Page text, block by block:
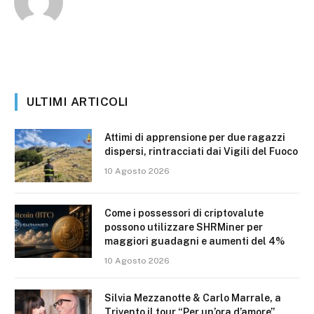
ULTIMI ARTICOLI
Attimi di apprensione per due ragazzi
dispersi, rintracciati dai Vigili del Fuoco
10 Agosto 2026
Come i possessori di criptovalute
possono utilizzare SHRMiner per
maggiori guadagni e aumenti del 4%
10 Agosto 2026
Silvia Mezzanotte & Carlo Marrale, a
Trivento il tour “Per un’ora d’amore”